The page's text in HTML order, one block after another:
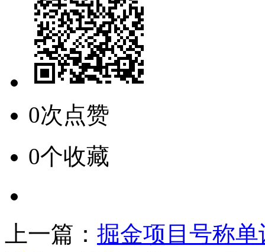
0次点赞
0个收藏
上一篇： 掘金项目号称单